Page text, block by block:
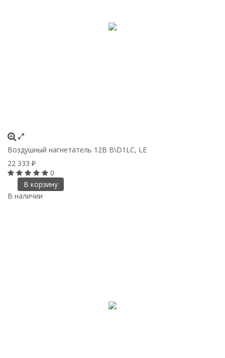
Воздушный нагнетатель 12В B\D1LC, LE
22 333 ₽
0
В корзину
В наличии